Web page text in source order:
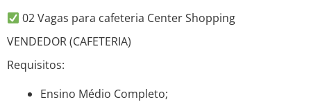
02 Vagas para cafeteria Center Shopping
VENDEDOR (CAFETERIA)
Requisitos:
Ensino Médio Completo;